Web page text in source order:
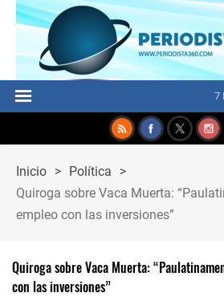
7
Inicio > Política
>
Quiroga sobre Vaca Muerta:
empleo con las inversiones”
Quiroga sobre Vaca Muerta:
con las inversiones”